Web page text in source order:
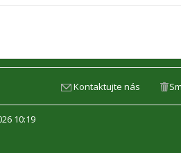
Kontaktujte nás
10:19